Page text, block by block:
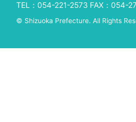
TEL：054-221-2573 FAX：054-
© Shizuoka Prefecture. All Rights